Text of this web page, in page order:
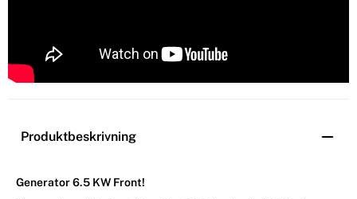
Produktbeskrivning
Generator 6.5 KW Front!